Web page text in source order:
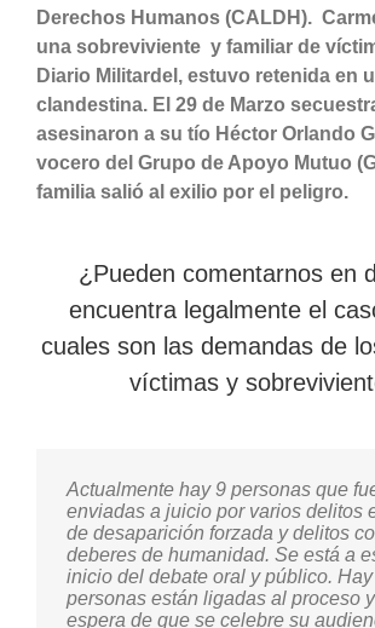
Derechos Humanos (CALDH).
una sobreviviente y familiar de
Diario Militardel, estuvo retenida en
clandestina. El 29 de Marzo
asesinaron a su tío Héctor Orlando
vocero del Grupo de Apoyo Mutuo
familia salió al exilio por el peligro.
¿Pueden comentarnos en
encuentra legalmente el
cuales son las demandas de
víctimas y
Actualmente hay 9 personas que
enviadas a juicio por varios delitos
de desaparición forzada y delitos
deberes de humanidad. Se está a
inicio del debate oral y público.
personas están ligadas al proceso
espera de que se celebre su
Es un gusto poder compartir un
experiencia de vida, que todavía
mueve mucho hablar, pero se que
importante, es necesario conocer lo
Como sobreviviente y amiga y
personas que están registradas en